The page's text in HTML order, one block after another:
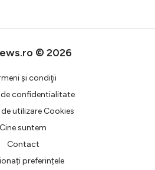
© 2026
şi condiţii
confidentialitate
utilizare Cookies
Cine suntem
Contact
preferințele